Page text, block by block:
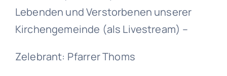
Lebenden und Verstorbenen unserer
Kirchengemeinde (als Livestream) –
Zelebrant: Pfarrer Thoms